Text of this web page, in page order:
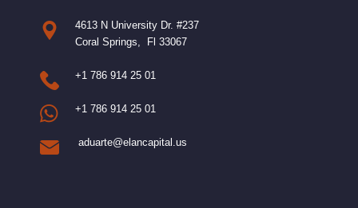
4613 N University Dr. #237
Coral Springs, Fl 33067
+1 786 914 25 01
+1 786 914 25 01
aduarte@elancapital.us